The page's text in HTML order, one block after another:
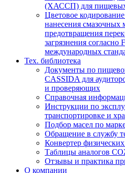
(ХАССП) для пищевых
Цветовое
нанесения смазочных
предотвращения
загрязнения
международных
Тех. библиотека
Документы по
CASSIDA для
и проверяющих
Справочная
Инструкции по
транспортировке и
Подбор масел по
Обращение в службу
Конвертер
Таблицы аналогов
Отзывы и практика
О компании